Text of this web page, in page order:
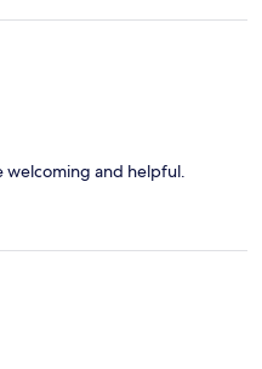
welcoming and helpful.